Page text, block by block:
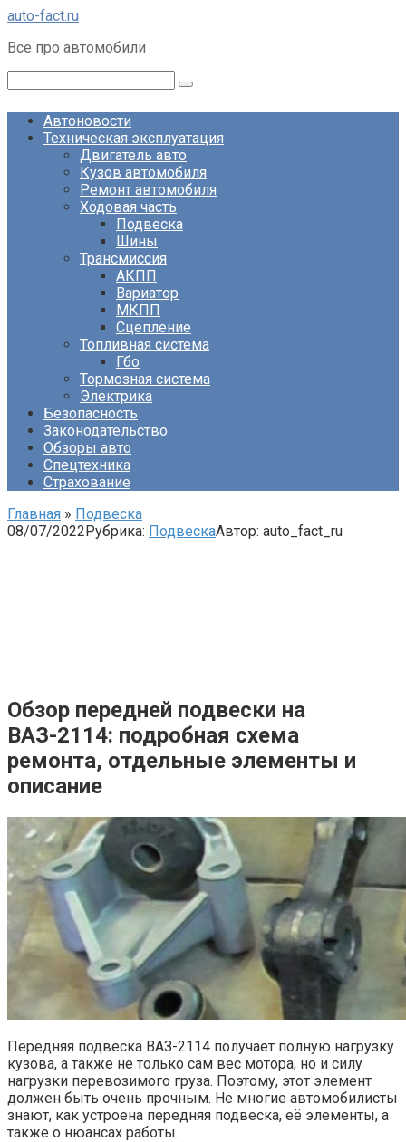
Перейти
контенту
auto-fact.ru
Все про автомобили
Автоновости
Техническая эксплуатация
Двигатель авто
Кузов автомобиля
Ремонт автомобиля
Ходовая часть
Подвеска
Шины
Трансмиссия
АКПП
Вариатор
МКПП
Сцепление
Топливная система
Гбо
Тормозная система
Электрика
Безопасность
Законодательство
Обзоры авто
Спецтехника
Страхование
Главная » Подвеска
08/07/2022Рубрика: ПодвескаАвтор: auto_fact_ru
Обзор передней подвески на
ВАЗ-2114: подробная схема
ремонта, отдельные элементы и
описание
Передняя подвеска ВАЗ-2114 получает полную нагрузку
кузова, а также не только сам вес мотора, но и силу
нагрузки перевозимого груза. Поэтому, этот элемент
должен быть очень прочным. Не многие автомобилисты
знают, как устроена передняя подвеска, её элементы, а
также о нюансах работы.